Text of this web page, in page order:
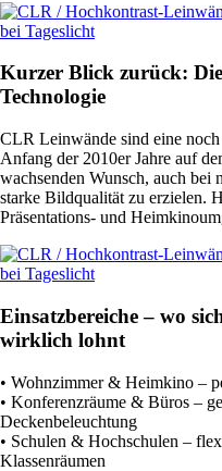
Kurzer Blick zurück:
Technologie
CLR Leinwände sind eine
Anfang der 2010er Jahre auf
wachsenden Wunsch, auch bei
starke Bildqualität zu erzielen.
Präsentations- und
Einsatzbereiche – wo
wirklich lohnt
• Wohnzimmer & Heimkino –
• Konferenzräume & Büros –
Deckenbeleuchtung
• Schulen & Hochschulen –
Klassenräumen